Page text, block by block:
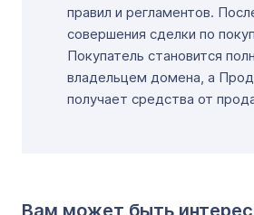
правил и регламентов.
совершения сделки по
Покупатель становится
владельцем домена, а
получает средства от
Вам может быть